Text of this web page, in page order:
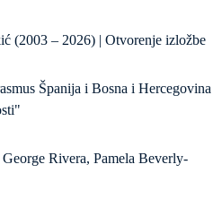
(2003 – 2026) | Otvorenje izložbe
Španija i Bosna i Hercegovina
Rivera, Pamela Beverly-